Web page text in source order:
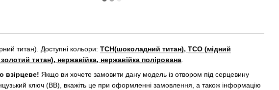
титан). Доступні кольори: ТСН(шоколадний титан), ТСО (мідний
титан), нержавійка, нержавійка полірована
взірцеве! Якщо ви хочете замовити дану модель із отвором під серцевину
ключ (BB), вкажіть це при оформленні замовлення, а також інформацію